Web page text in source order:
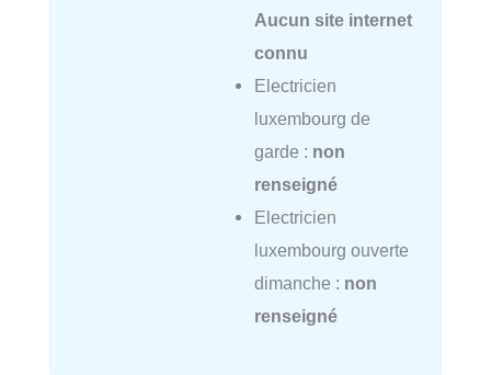
Aucun site internet
connu
Electricien
luxembourg de
garde : non
renseigné
Electricien
luxembourg ouverte
dimanche : non
renseigné